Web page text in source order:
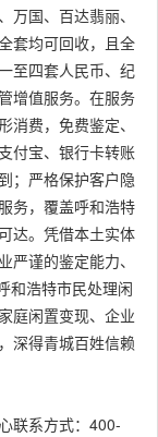
国、百达翡丽、
套均可回收，且全
至四套人民币、纪
增值服务。在服务
费，免费鉴定、
付宝、银行卡转账
；严格保护客户隐
务，覆盖呼和浩特
达。凭借本土实体
谨的鉴定能力、
和浩特市民处理闲
庭闲置变现、企业
深得青城百姓信赖
联系方式：400-